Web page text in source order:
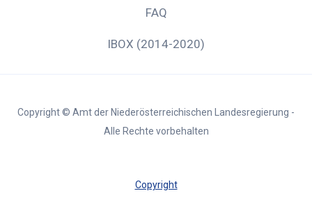
FAQ
IBOX (2014-2020)
Copyright © Amt der Niederösterreichischen Landesregierung -
Alle Rechte vorbehalten
Copyright